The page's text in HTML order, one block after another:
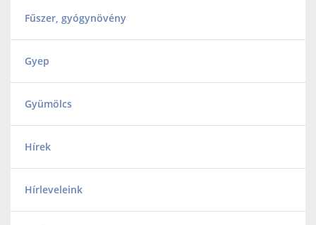
Fűszer, gyógynövény
Gyep
Gyümölcs
Hírek
Hírleveleink